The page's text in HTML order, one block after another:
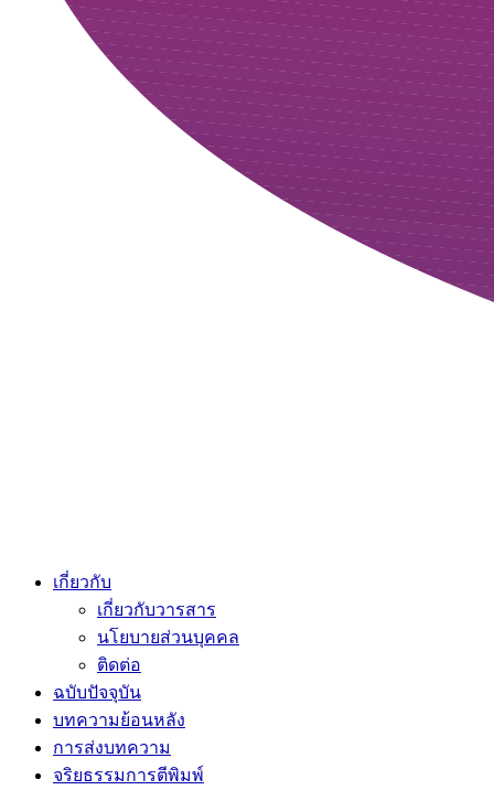
เกี่ยวกับ
เกี่ยวกับวารสาร
นโยบายส่วนบุคคล
ติดต่อ
ฉบับปัจจุบัน
บทความย้อนหลัง
การส่งบทความ
จริยธรรมการตีพิมพ์